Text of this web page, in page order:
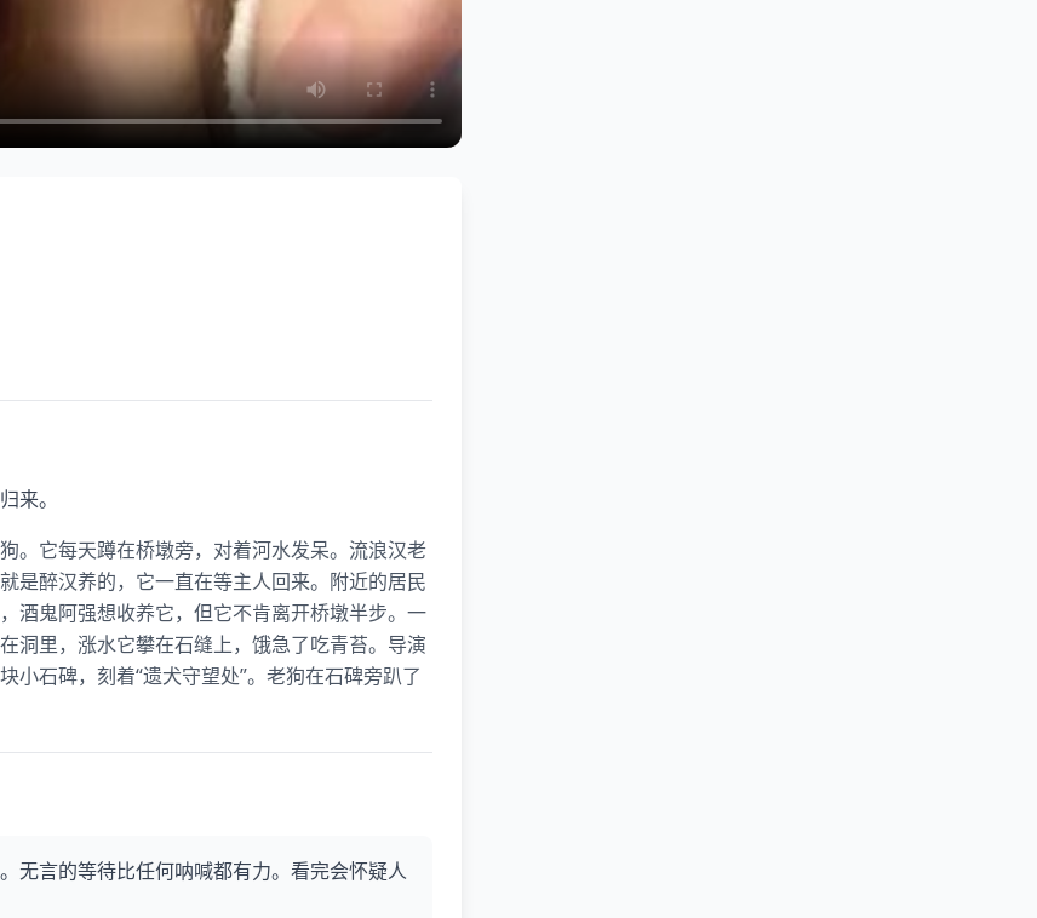
来。
。它每天蹲在桥墩旁，对着河水发呆。流浪汉老
是醉汉养的，它一直在等主人回来。附近的居民
酒鬼阿强想收养它，但它不肯离开桥墩半步。一
洞里，涨水它攀在石缝上，饿急了吃青苔。导演
石碑，刻着“遗犬守望处”。老狗在石碑旁趴了
无言的等待比任何呐喊都有力。看完会怀疑人